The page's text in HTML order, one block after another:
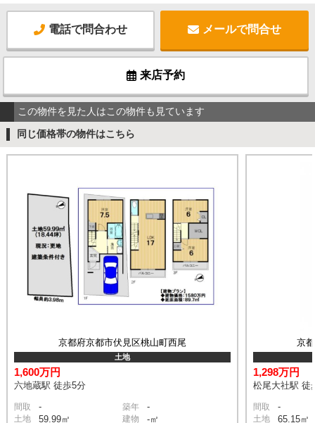
電話で問合わせ メールで問合せ
来店予約
この物件を見た人はこの物件も見ています
同じ価格帯の物件はこちら
京都府京都市伏見区桃山町西尾
土地
1,600万円
六地蔵駅 徒歩5分
間取 - 築年 -
土地 59.99㎡ 建物 -㎡
京
1,298万円
松尾大社駅 徒
間取 -
土地 65.15㎡